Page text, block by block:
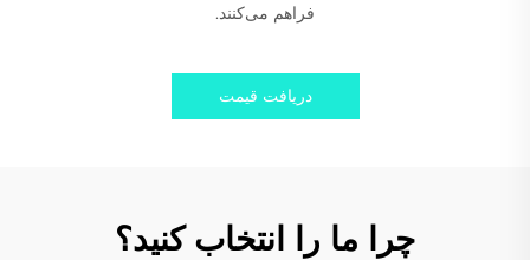
فراهم می‌کنند.
دریافت قیمت
چرا ما را انتخاب کنید؟